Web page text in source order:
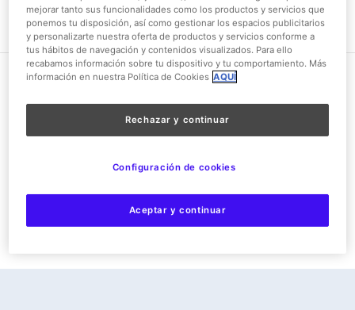
mejorar tanto sus funcionalidades como los productos y servicios que
ponemos tu disposición, así como gestionar los espacios publicitarios
y personalizarte nuestra oferta de productos y servicios conforme a
tus hábitos de navegación y contenidos visualizados. Para ello
recabamos información sobre tu dispositivo y tu comportamiento. Más
información en nuestra Política de Cookies AQUÍ
Rechazar y continuar
Aceptar y continuar
Configuración de cookies